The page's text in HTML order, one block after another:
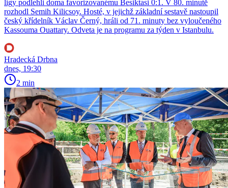
ligy podlehli doma favorizovanému Besiktasi 0:1. V 80. minutě
rozhodl Semih Kilicsoy. Hosté, v jejichž základní sestavě nastoupil
český křídelník Václav Černý, hráli od 71. minuty bez vyloučeného
Kassouma Ouattary. Odveta je na programu za týden v Istanbulu.
Hradecká Drbna
dnes, 19:30
2 min